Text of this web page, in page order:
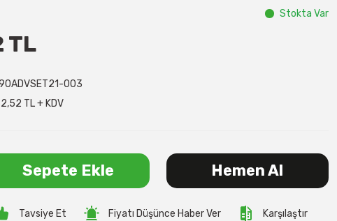
Stokta Var
TL
003
TL + KDV
Sepete Ekle Hemen Al
Tavsiye Et Fiyatı Düşünce Haber Ver Karşılaştır